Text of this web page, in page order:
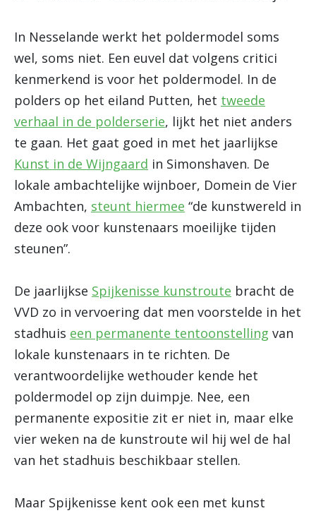
In Nesselande werkt het poldermodel soms
wel, soms niet. Een euvel dat volgens critici
kenmerkend is voor het poldermodel. In de
polders op het eiland Putten, het tweede
verhaal in de polderserie, lijkt het niet anders
te gaan. Het gaat goed in met het jaarlijkse
Kunst in de Wijngaard in Simonshaven. De
lokale ambachtelijke wijnboer, Domein de Vier
Ambachten, steunt hiermee “de kunstwereld in
deze ook voor kunstenaars moeilijke tijden
steunen”.
De jaarlijkse Spijkenisse kunstroute bracht de
VVD zo in vervoering dat men voorstelde in het
stadhuis een permanente tentoonstelling van
lokale kunstenaars in te richten. De
verantwoordelijke wethouder kende het
poldermodel op zijn duimpje. Nee, een
permanente expositie zit er niet in, maar elke
vier weken na de kunstroute wil hij wel de hal
van het stadhuis beschikbaar stellen.
Maar Spijkenisse kent ook een met kunst